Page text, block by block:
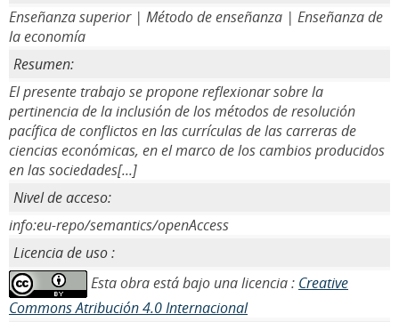
Enseñanza superior | Método de enseñanza | Enseñanza de
la economía
Resumen:
El presente trabajo se propone reflexionar sobre la
pertinencia de la inclusión de los métodos de resolución
pacífica de conflictos en las currículas de las carreras de
ciencias económicas, en el marco de los cambios producidos
en las sociedades[...]
Nivel de acceso:
info:eu-repo/semantics/openAccess
Licencia de uso :
Esta obra está bajo una licencia : Creative
Commons Atribución 4.0 Internacional